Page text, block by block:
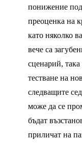
понижение
преоценка на
като няколко
вече са
сценарий, така
тестване на
следващите
може да се
бъдат
приличат на